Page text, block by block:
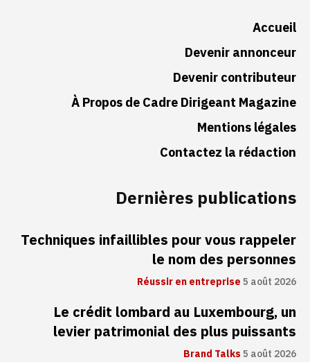
Accueil
Devenir annonceur
Devenir contributeur
À Propos de Cadre Dirigeant Magazine
Mentions légales
Contactez la rédaction
Dernières publications
Techniques infaillibles pour vous rappeler
le nom des personnes
Réussir en entreprise5 août 2026
Le crédit lombard au Luxembourg, un
levier patrimonial des plus puissants
Brand Talks5 août 2026